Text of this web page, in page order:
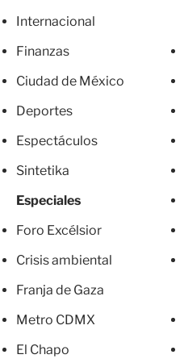
Internacional
Finanzas
Ciudad de México
Deportes
Espectáculos
Sintetika
Especiales
Foro Excélsior
Crisis ambiental
Franja de Gaza
Metro CDMX
El Chapo